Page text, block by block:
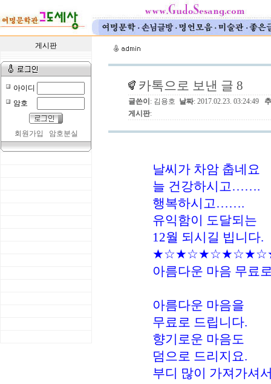
게시판
아이디
암호
회원가입 암호분실
카톡으로 보낸 글 8
글쓴이 : 김용호 날짜: 2017.02.23. 03:24:49
게시판:
날씨가 차암 춥네요
늘 건강하시고…….
행복하시고…….
유익함이 도달되는
12월 되시길 빕니다.
아름다운 마음 무료
아름다운 마음을
무료로 드립니다.
향기로운 마음도
덤으로 드리지요.
부디 많이 가져가셔